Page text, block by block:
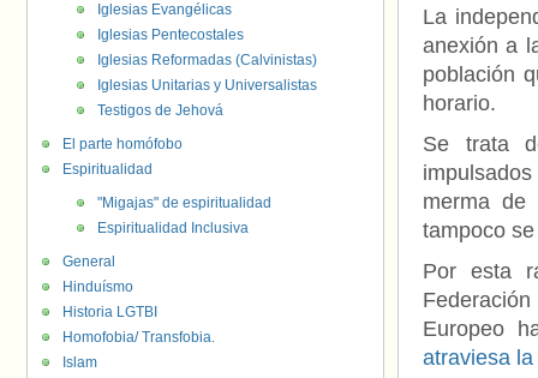
La
anexión a
población
horario.
Se trata
merma de
tampoco
Por esta
Europeo
atraviesa
Iglesias Evangélicas
Iglesias Pentecostales
Iglesias Reformadas (Calvinistas)
Iglesias Unitarias y Universalistas
Testigos de Jehová
El parte homófobo
Espiritualidad
"Migajas" de espiritualidad
Espiritualidad Inclusiva
General
Hinduísmo
Historia LGTBI
Homofobia/ Transfobia.
Islam